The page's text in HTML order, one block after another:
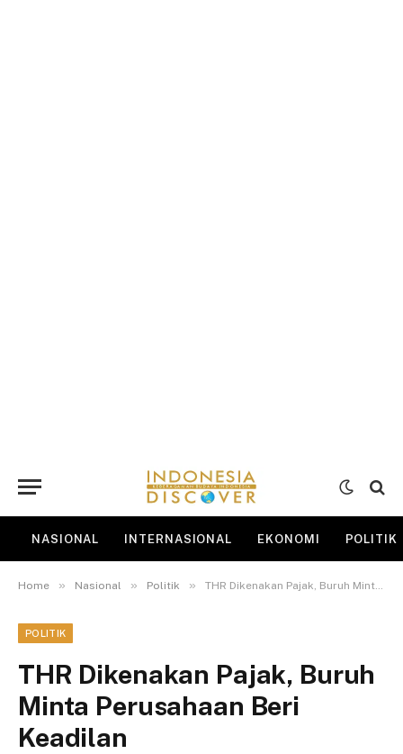
NASIONAL INTERNASIONAL EKONOMI POLITIK
Home » Nasional » Politik » THR Dikenakan Pajak, Buruh Minta Perusahaan Beri Keadilan
POLITIK
THR Dikenakan Pajak, Buruh
Minta Perusahaan Beri
Keadilan